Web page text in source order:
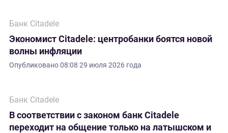
Банк Citadele
Экономист Citadele: центробанки боятся новой
волны инфляции
Опубликовано08:08 29 июля 2026 года
Банк Citadele
В соответствии с законом банк Citadele
переходит на общение только на латышском и